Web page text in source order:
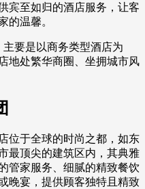
宾至如归的酒店服务，让客
的温馨。
要是以商务类型酒店为
地处繁华商圈、坐拥城市风
位于全球的时尚之都，如东
最顶尖的建筑区内，其典雅
管家服务、细腻的精致餐饮
晚宴，提供顾客独特且精致